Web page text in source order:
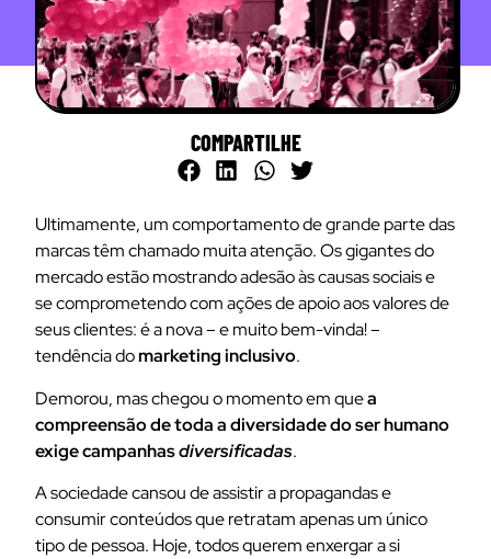
COMPARTILHE
Ultimamente, um comportamento de grande parte das
marcas têm chamado muita atenção. Os gigantes do
mercado estão mostrando adesão às causas sociais e
se comprometendo com ações de apoio aos valores de
seus clientes: é a nova – e muito bem-vinda! –
tendência domarketing inclusivo.
Demorou, mas chegou o momento em quea
compreensão de toda a diversidade do ser humano
exige campanhasdiversificadas.
A sociedade cansou de assistir a propagandas e
consumir conteúdos que retratam apenas um único
tipo de pessoa. Hoje, todos querem enxergar a si